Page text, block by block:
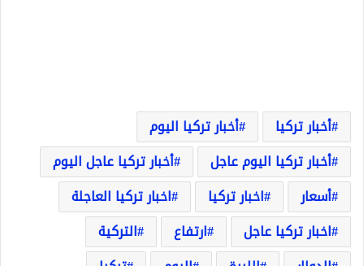
أخبار تركيا
أخبار تركيا اليوم
أخبار تركيا اليوم عاجل
أخبار تركيا عاجل اليوم
أسعار
اخبار تركيا
اخبار تركيا العاجلة
اخبار تركيا عاجل
ارتفاع
التركية